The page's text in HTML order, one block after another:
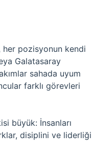
her pozisyonun kendi
Galatasaray
sahada uyum
farklı görevleri
büyük: İnsanları
disiplini ve liderliği